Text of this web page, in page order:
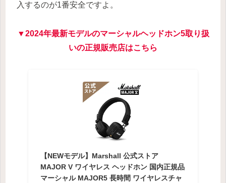
入するのが1番安全ですよ。
▼2024年最新モデルのマーシャルヘッドホン5取り扱
いの正規販売店はこちら
【NEWモデル】Marshall 公式ストア
MAJOR V ワイヤレス ヘッドホン 国内正規品
マーシャル MAJOR5 長時間 ワイヤレスチャ